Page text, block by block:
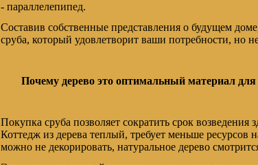
- параллелепипед.
Составив собственные представления о будущем
сруба, который удовлетворит ваши потребности, но
Почему дерево это оптимальный материал для
Покупка сруба позволяет сократить срок возведения
Коттедж из дерева теплый, требует меньше ресурсов
можно не декорировать, натуральное дерево